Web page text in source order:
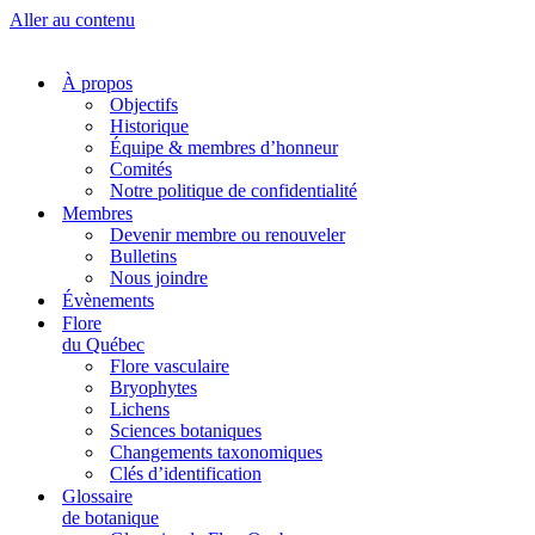
Aller au contenu
À propos
Objectifs
Historique
Équipe & membres d’honneur
Comités
Notre politique de confidentialité
Membres
Devenir membre ou renouveler
Bulletins
Nous joindre
Évènements
Flore
du Québec
Flore vasculaire
Bryophytes
Lichens
Sciences botaniques
Changements taxonomiques
Clés d’identification
Glossaire
de botanique